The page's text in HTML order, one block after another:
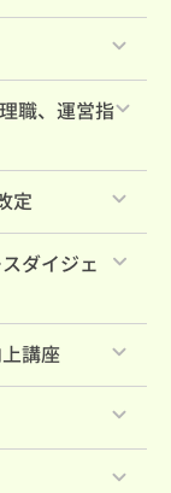
職、運営指
定
ダイジェ
講座